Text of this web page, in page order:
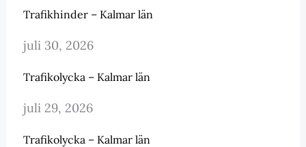
Trafikhinder – Kalmar län
juli 30, 2026
Trafikolycka – Kalmar län
juli 29, 2026
Trafikolycka – Kalmar län